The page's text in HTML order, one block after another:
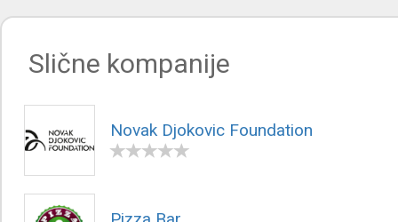
Slične kompanije
Novak Djokovic Foundation